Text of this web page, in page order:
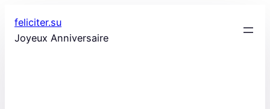
au
contenu
feliciter.su
Joyeux Anniversaire